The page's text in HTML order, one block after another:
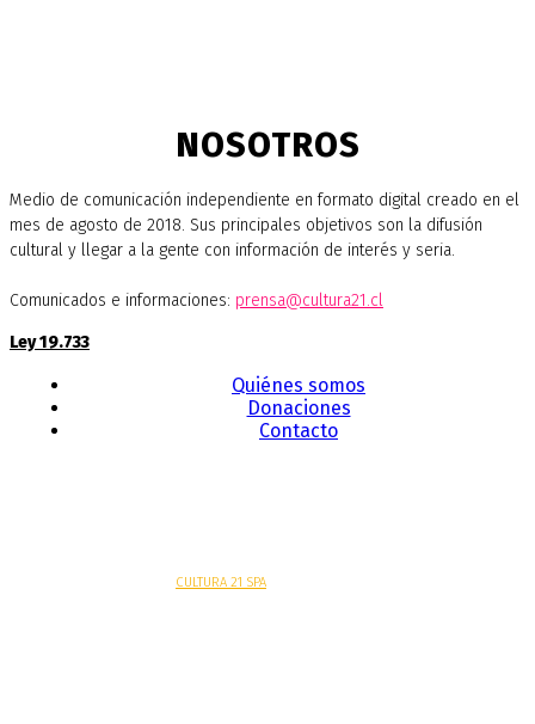
NOSOTROS
Medio de comunicación independiente en formato digital creado en el
mes de agosto de 2018. Sus principales objetivos son la difusión
cultural y llegar a la gente con información de interés y seria.
Comunicados e informaciones: prensa@cultura21.cl
Ley 19.733
Quiénes somos
Donaciones
Contacto
CULTURA 21 SPA